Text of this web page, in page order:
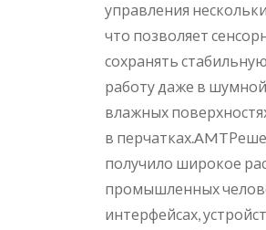
управления
что позволяет
сохранять
работу даже в
влажных
в
получило широкое
промышленных
интерфейсах,